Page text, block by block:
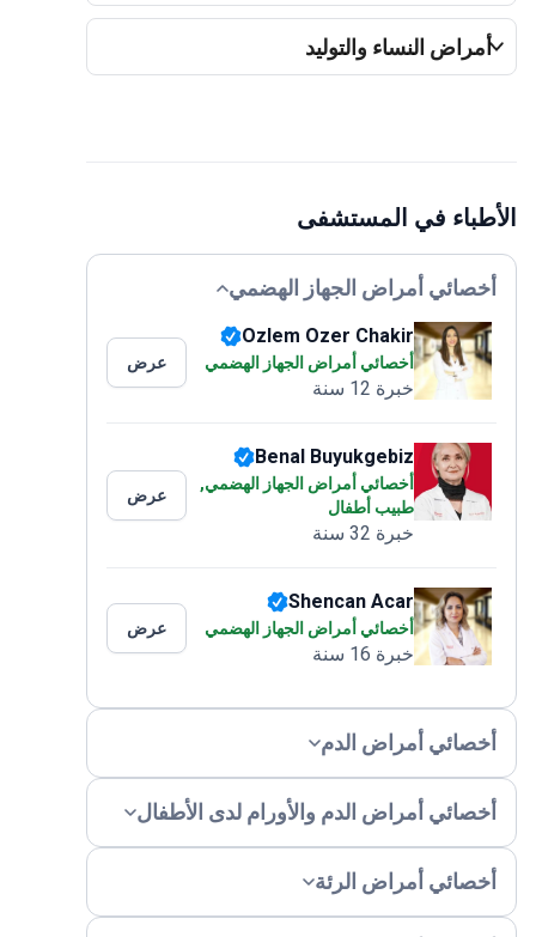
النساء والتوليد
في المستشفى
أمراض الجهاز الهضمي
Ozlem Ozer Chakir
أخصائي أمراض الجهاز الهضمي
خبرة 12 سنة
عرض
Benal Buyukgebiz
أخصائي أمراض الجهاز الهضمي,
طبيب أطفال
عرض
Shencan Acar
أخصائي أمراض الجهاز الهضمي
خبرة 16 سنة
عرض
أمراض الدم
أمراض الدم والأورام لدى الأطفال
أمراض الرئة